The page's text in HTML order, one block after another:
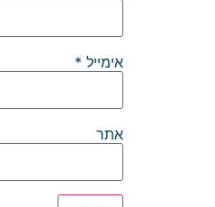
אימייל *
אתר